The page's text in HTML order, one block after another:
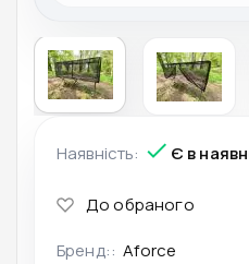
Наявність: Є в
Бренд:: Aforce